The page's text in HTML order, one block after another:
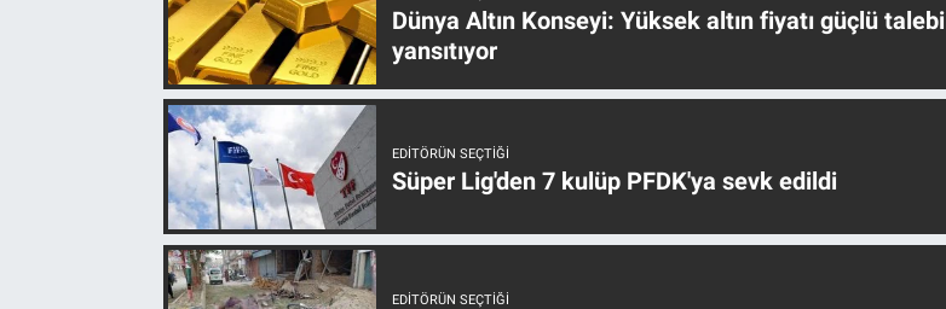
Dünya Altın Konseyi: Yüksek altın fiyatı güçlü talebi
yansıtıyor
EDITÖRÜN SEÇTIĞI
Süper Lig'den 7 kulüp PFDK'ya sevk edildi
EDITÖRÜN SEÇTIĞI